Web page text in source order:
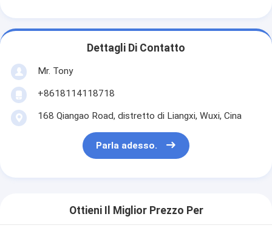
Dettagli Di Contatto
Mr. Tony
+8618114118718
168 Qiangao Road, distretto di Liangxi, Wuxi, Cina
Parla adesso.
Ottieni Il Miglior Prezzo Per